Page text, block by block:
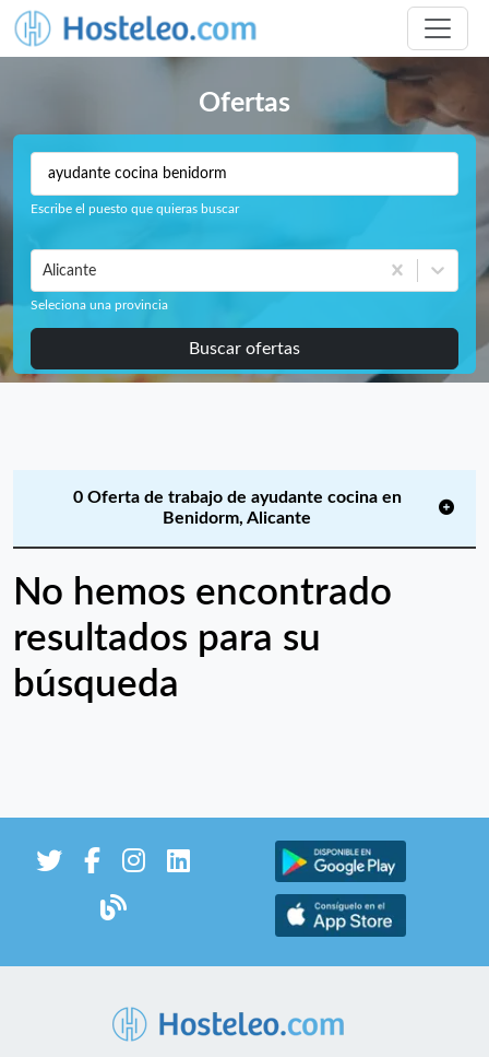
Ofertas
Escribe el puesto que quieras buscar
Alicante
Seleciona una provincia
Buscar ofertas
0 Oferta de trabajo de ayudante cocina en
Benidorm, Alicante
No hemos encontrado
resultados para su
búsqueda